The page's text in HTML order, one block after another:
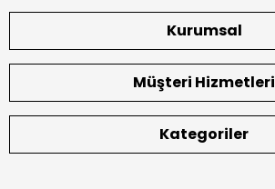
Kurumsal
Müşteri Hizmetleri
Kategoriler